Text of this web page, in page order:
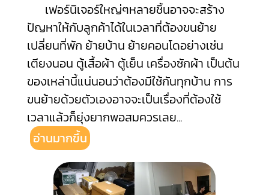
เฟอร์นิเจอร์ใหญ่ๆหลายชิ้นอาจจะสร้าง
ปัญหาให้กับลูกค้าได้ในเวลาที่ต้องขนย้าย
เปลี่ยนที่พัก ย้ายบ้าน ย้ายคอนโดอย่างเช่น
เตียงนอน ตู้เสื้อผ้า ตู้เย็น เครื่องซักผ้า เป็นต้น
ของเหล่านี้แน่นอนว่าต้องมีใช้กันทุกบ้าน การ
ขนย้ายด้วยตัวเองอาจจะเป็นเรื่องที่ต้องใช้
เวลาแล้วก็ยุ่งยากพอสมควรเลย...
อ่านมากขึ้น